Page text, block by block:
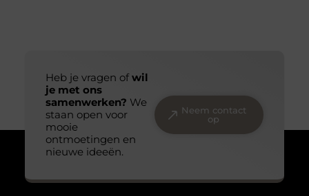
Heb je vragen ofwil
je met ons
samenwerken? We
staan open voor
mooie
ontmoetingen en
nieuwe ideeën.
Neem contact
op